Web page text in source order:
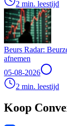
2 min. leestijd
Beurs Radar:
afnemen
05-08-2026
2 min. leestijd
Koop